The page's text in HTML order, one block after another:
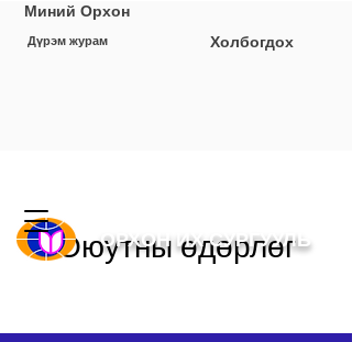
Дүрэм журам
Миний Орхон
Холбогдох
ОРХОН ИХ СУРГУУЛЬ
Оюутны өдөрлөг